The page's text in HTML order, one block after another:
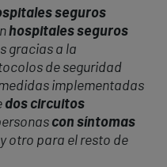
seguros
hospitales seguros
gracias a la
de seguridad
implementadas
dos circuitos
con síntomas
y otro para el resto de